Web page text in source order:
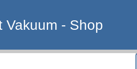
Vakuum - Shop